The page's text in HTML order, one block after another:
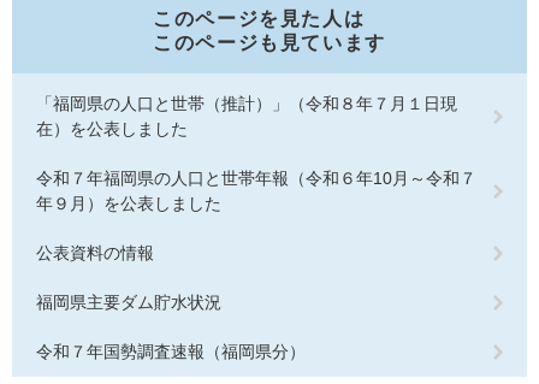
このページを見た人は
このページも見ています
「福岡県の人口と世帯（推計）」（令和８年７月１日現
在）を公表しました
令和７年福岡県の人口と世帯年報（令和６年10月～令和７
年９月）を公表しました
公表資料の情報
福岡県主要ダム貯水状況
令和７年国勢調査速報（福岡県分）